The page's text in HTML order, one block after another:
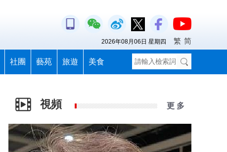
社團 藝苑 旅遊 美食
2026年08月06日 星期四 繁 简
視頻 更 多